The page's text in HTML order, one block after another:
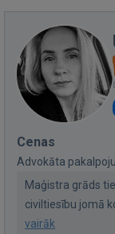
Cenas
Advokāta
Maģistra grāds
civiltiesību jomā
vairāk